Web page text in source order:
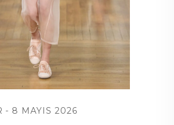
8 MAYIS 2026